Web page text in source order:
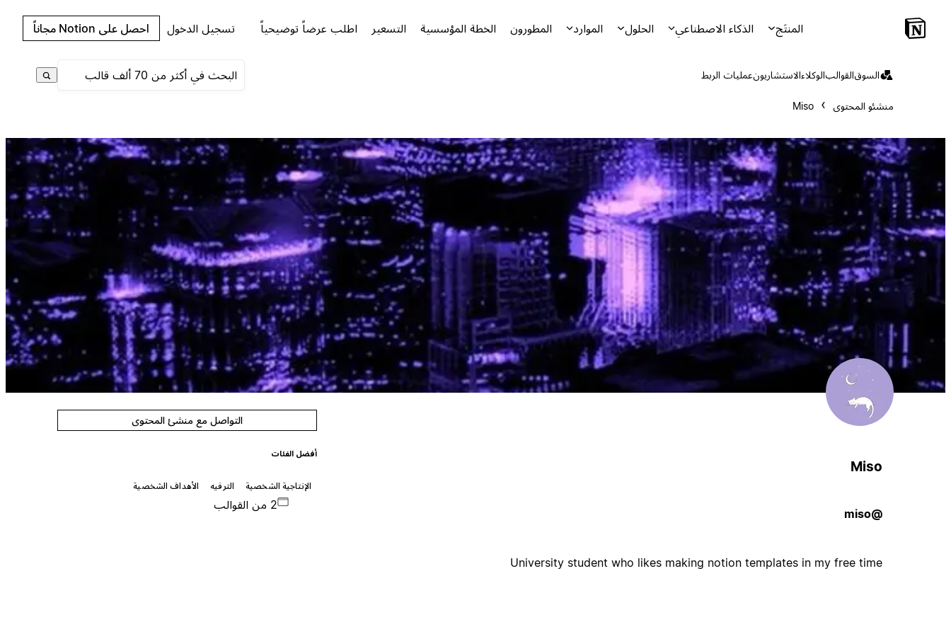
المنتَج الذكاء الاصطناعي الحلول الموارد المطورون الخطة المؤسسية التسعير اطلب عرضاً توضيحياً تسجيل الدخول احصل على Notion مجاناً
السوقالقوالبالوكلاءالاستشاريونعمليات الربط
منشئو المحتوى Miso
Miso
@miso
University student who likes making notion templates in my free time
التواصل مع منشئ المحتوى
أفضل الفئات
الإنتاجية الشخصية الترفيه الأهداف الشخصية
2 من القوالب